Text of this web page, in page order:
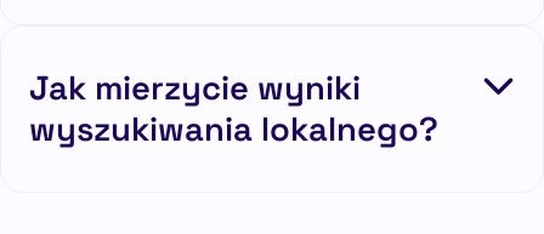
Jak mierzycie wyniki
wyszukiwania lokalnego?